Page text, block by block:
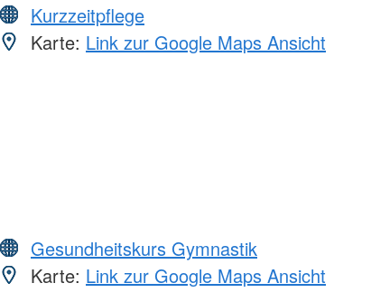
Kurzzeitpflege
Karte: Link zur Google Maps Ansicht
Gesundheitskurs Gymnastik
Karte: Link zur Google Maps Ansicht